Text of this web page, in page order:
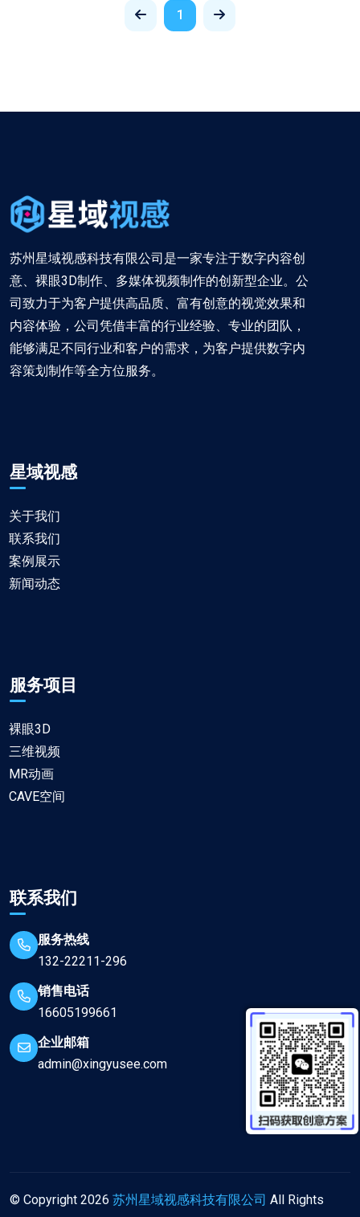
1
苏州星域视感科技有限公司是一家专注于数字内容创
意、裸眼3D制作、多媒体视频制作的创新型企业。公
司致力于为客户提供高品质、富有创意的视觉效果和
内容体验，公司凭借丰富的行业经验、专业的团队，
能够满足不同行业和客户的需求，为客户提供数字内
容策划制作等全方位服务。
星域视感
关于我们
联系我们
案例展示
新闻动态
服务项目
裸眼3D
三维视频
MR动画
CAVE空间
联系我们
服务热线
132-22211-296
销售电话
16605199661
企业邮箱
admin@xingyusee.com
© Copyright 2026 苏州星域视感科技有限公司 All Rights